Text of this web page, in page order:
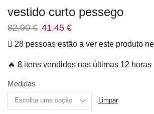
vestido curto pessego
82,90€ 41,45 €
28 pessoas estão a ver este produto
🔥 8 itens vendidos nas últimas 12 horas
Medidas
Limpar